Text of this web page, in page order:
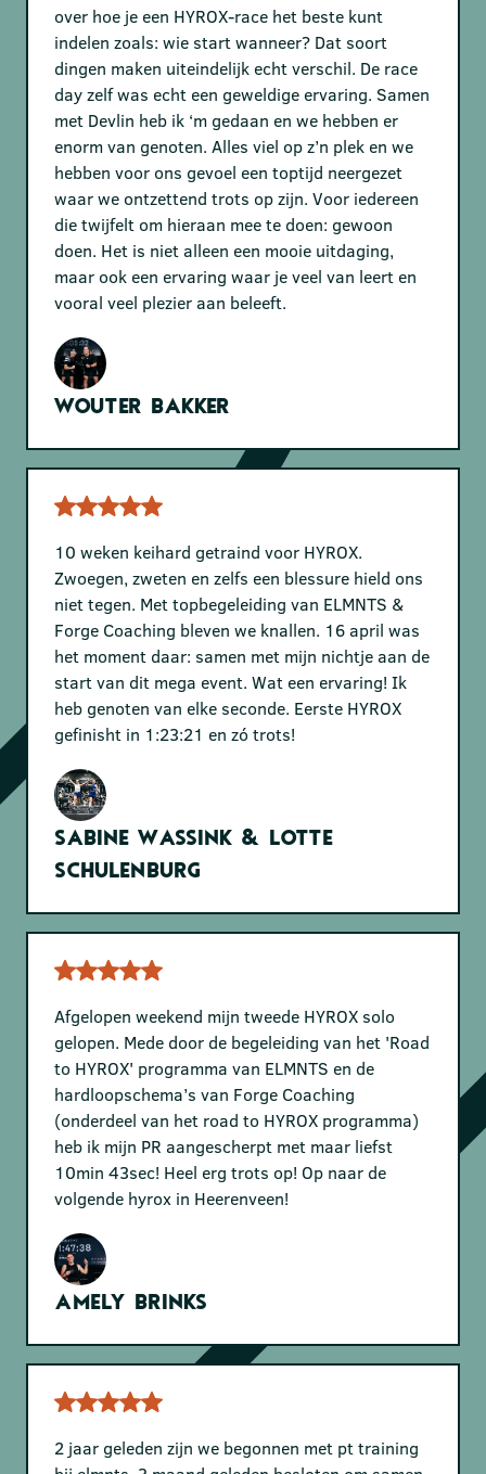
over hoe je een HYROX-race het beste kunt
indelen zoals: wie start wanneer? Dat soort
dingen maken uiteindelijk echt verschil. De race
day zelf was echt een geweldige ervaring. Samen
met Devlin heb ik ‘m gedaan en we hebben er
enorm van genoten. Alles viel op z’n plek en we
hebben voor ons gevoel een toptijd neergezet
waar we ontzettend trots op zijn. Voor iedereen
die twijfelt om hieraan mee te doen: gewoon
doen. Het is niet alleen een mooie uitdaging,
maar ook een ervaring waar je veel van leert en
vooral veel plezier aan beleeft.
Wouter Bakker
10 weken keihard getraind voor HYROX.
Zwoegen, zweten en zelfs een blessure hield ons
niet tegen. Met topbegeleiding van ELMNTS &
Forge Coaching bleven we knallen. 16 april was
het moment daar: samen met mijn nichtje aan de
start van dit mega event. Wat een ervaring! Ik
heb genoten van elke seconde. Eerste HYROX
gefinisht in 1:23:21 en zó trots!
Sabine Wassink & Lotte
Schulenburg
Afgelopen weekend mijn tweede HYROX solo
gelopen. Mede door de begeleiding van het 'Road
to HYROX' programma van ELMNTS en de
hardloopschema’s van Forge Coaching
(onderdeel van het road to HYROX programma)
heb ik mijn PR aangescherpt met maar liefst
10min 43sec! Heel erg trots op! Op naar de
volgende hyrox in Heerenveen!
Amely Brinks
2 jaar geleden zijn we begonnen met pt training